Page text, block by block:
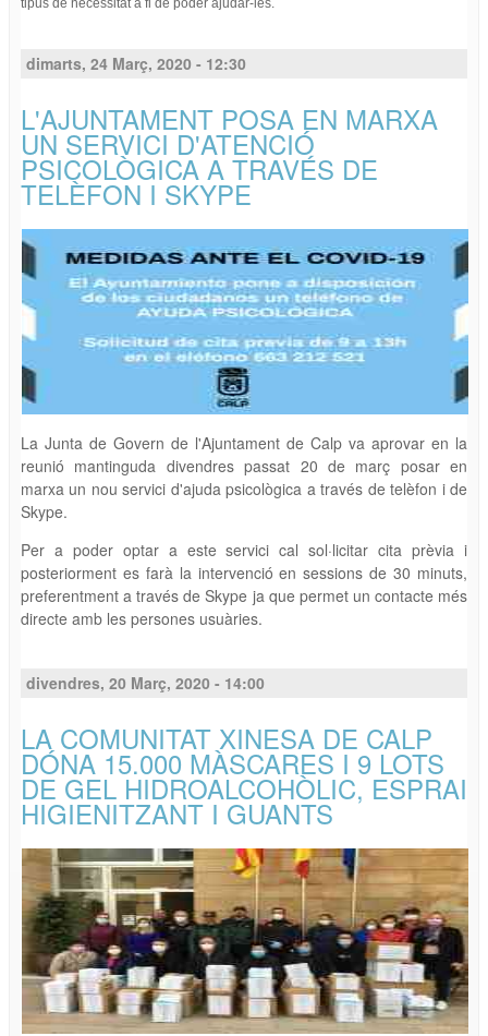
tipus de necessitat a fi de poder ajudar-les.
dimarts, 24 Març, 2020 - 12:30
L'AJUNTAMENT POSA EN MARXA
UN SERVICI D'ATENCIÓ
PSICOLÒGICA A TRAVÉS DE
TELÈFON I SKYPE
La Junta de Govern de l'Ajuntament de Calp va aprovar en la
reunió mantinguda divendres passat 20 de març posar en
marxa un nou servici d'ajuda psicològica a través de telèfon i de
Skype.
Per a poder optar a este servici cal sol·licitar cita prèvia i
posteriorment es farà la intervenció en sessions de 30 minuts,
preferentment a través de Skype ja que permet un contacte més
directe amb les persones usuàries.
divendres, 20 Març, 2020 - 14:00
LA COMUNITAT XINESA DE CALP
DÓNA 15.000 MÀSCARES I 9 LOTS
DE GEL HIDROALCOHÒLIC, ESPRAI
HIGIENITZANT I GUANTS